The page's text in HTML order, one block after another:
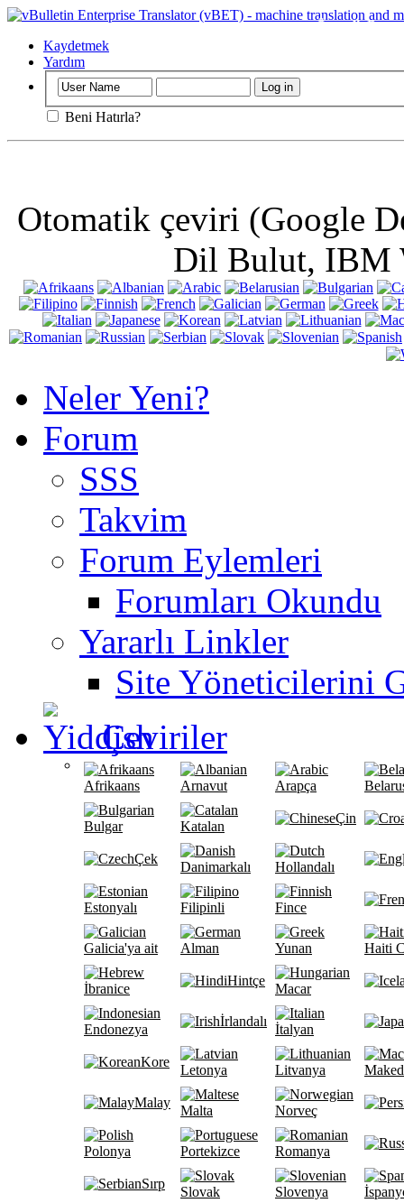
Önemli: Bu
Kaydetmek
Yardım
Beni Hatırla?
Otomatik çeviri (Google
Dil Bulut, IBM
Neler Yeni?
Forum
SSS
Takvim
Forum Eylemleri
Forumları Okundu
Yararlı Linkler
Site Yöneticilerini
Çeviriler
Afrikaans Arnavut Arapça
Bulgar Katalan
Çin
Çek
Danimarkalı Hollandalı
Estonyalı Filipinli Fince
Galicia'ya ait Alman Yunan Haiti
İbranice
Hintçe
Macar
Endonezya
İrlandalı
İtalyan
Kore
Letonya Litvanya
Malay
Malta Norveç
Polonya Portekizce Romanya
Sırp
Slovak Slovenya